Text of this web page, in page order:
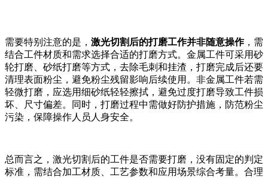
需要特别注意的是， 激光切割后的打磨工作并非随意操作，需
结合工件材质和需求选择合适的打磨方式。金属工件可采用砂
轮打磨、砂纸打磨等方式，去除毛刺和挂渣，打磨完成后还要
清理表面粉尘，避免粉尘残留影响后续使用。非金属工件若需
轻微打磨，应选用细砂纸轻轻擦拭，避免过度打磨导致工件损
坏、尺寸偏差。同时，打磨过程中需做好防护措施，防范粉尘
污染，保障操作人员人身安全。
总而言之，激光切割后的工件是否需要打磨，没有固定的判定
标准，需结合加工材质、工艺参数和应用场景综合考量。合理